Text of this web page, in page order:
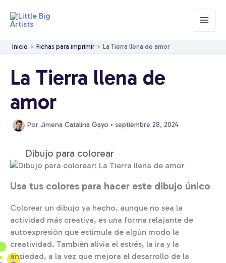
contenido
Inicio Fichas para imprimir La Tierra llena de amor
La Tierra llena de
amor
Por Jimena Catalina Gayo • septiembre 28, 2024
Dibujo para colorear
Usa tus colores para hacer este dibujo único
Colorear un dibujo ya hecho, aunque no sea la
actividad más creativa, es una forma relajante de
autoexpresión que estimula de algún modo la
creatividad. También alivia el estrés, la ira y la
ansiedad, a la vez que mejora el desarrollo de la